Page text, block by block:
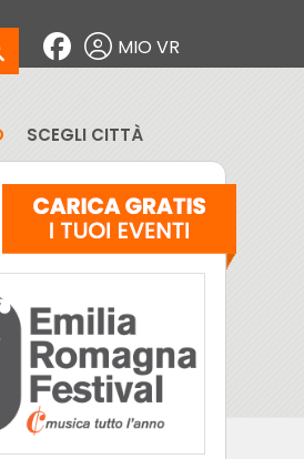
MIO VR
SCEGLI CITTÀ